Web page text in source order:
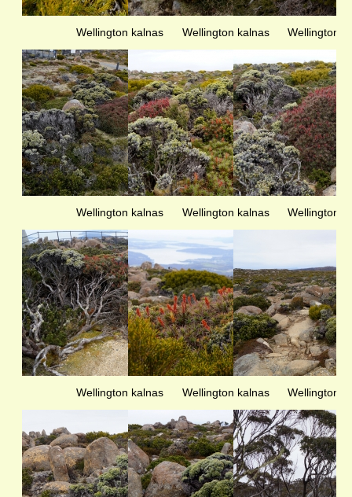
Wellington kalnas Wellington kalnas Wellington
Wellington kalnas Wellington kalnas Wellington
Wellington kalnas Wellington kalnas Wellington